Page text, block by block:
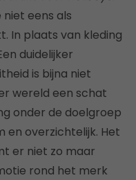
eens als
In plaats van kleding
duidelijker
is bijna niet
wereld een schat
onder de doelgroep
en overzichtelijk. Het
er niet zo maar
rond het merk